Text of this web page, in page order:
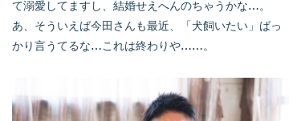
て溺愛してますし、結婚せえへんのちゃうかな…。
あ、そういえば今田さんも最近、「犬飼いたい」ばっ
かり言うてるな…これは終わりや……。